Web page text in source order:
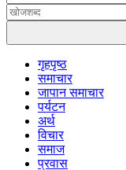
गृहपृष्ठ
समाचार
जापान समाचार
पर्यटन
अर्थ
विचार
समाज
प्रवास